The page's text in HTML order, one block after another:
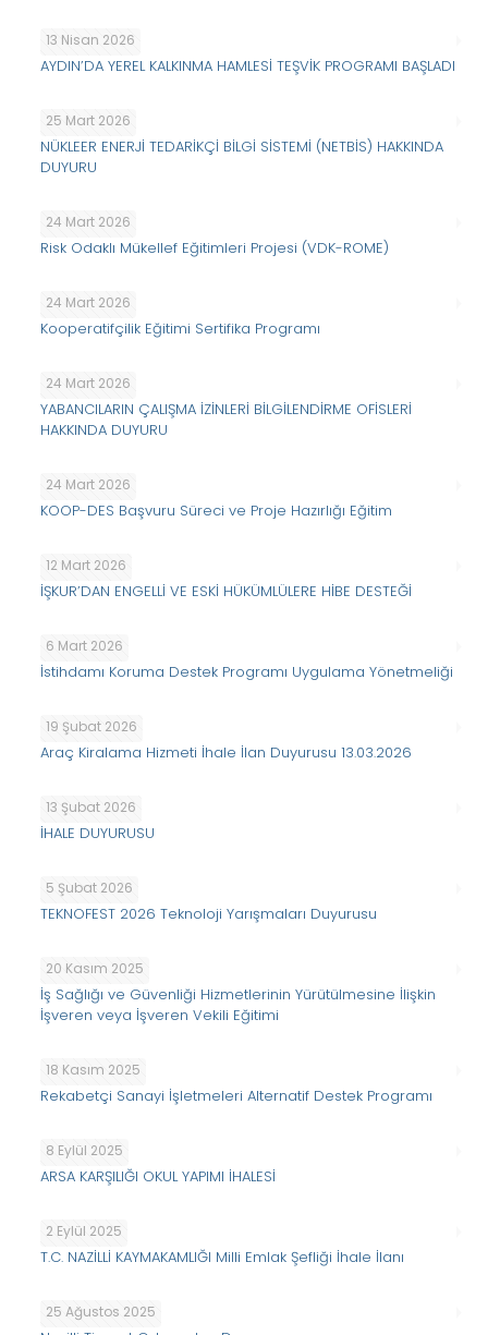
13 Nisan 2026
AYDIN’DA YEREL KALKINMA HAMLESİ TEŞVİK PROGRAMI BAŞLADI
25 Mart 2026
NÜKLEER ENERJİ TEDARİKÇİ BİLGİ SİSTEMİ (NETBİS) HAKKINDA
DUYURU
24 Mart 2026
Risk Odaklı Mükellef Eğitimleri Projesi (VDK-ROME)
24 Mart 2026
Kooperatifçilik Eğitimi Sertifika Programı
24 Mart 2026
YABANCILARIN ÇALIŞMA İZİNLERİ BİLGİLENDİRME OFİSLERİ
HAKKINDA DUYURU
24 Mart 2026
KOOP-DES Başvuru Süreci ve Proje Hazırlığı Eğitim
12 Mart 2026
İŞKUR’DAN ENGELLİ VE ESKİ HÜKÜMLÜLERE HİBE DESTEĞİ
6 Mart 2026
İstihdamı Koruma Destek Programı Uygulama Yönetmeliği
19 Şubat 2026
Araç Kiralama Hizmeti İhale İlan Duyurusu 13.03.2026
13 Şubat 2026
İHALE DUYURUSU
5 Şubat 2026
TEKNOFEST 2026 Teknoloji Yarışmaları Duyurusu
20 Kasım 2025
İş Sağlığı ve Güvenliği Hizmetlerinin Yürütülmesine İlişkin
İşveren veya İşveren Vekili Eğitimi
18 Kasım 2025
Rekabetçi Sanayi İşletmeleri Alternatif Destek Programı
8 Eylül 2025
ARSA KARŞILIĞI OKUL YAPIMI İHALESİ
2 Eylül 2025
T.C. NAZİLLİ KAYMAKAMLIĞI Milli Emlak Şefliği İhale İlanı
25 Ağustos 2025